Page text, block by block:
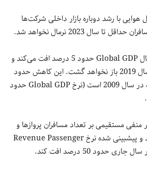
با رشد دوباره بازار داخلی شرکت‌ها
سال 2023 نرمال نخواهد شد.
طبق این گزارش رشد امسال Global GDP حدود 5 درصد افت می‌کند و
تا سال 2021 به مقادیر سال 2019 باز نخواهد گشت. این کاهش حدود
چهار برابر میزان ثبت شده در سال 2009 است (نرخ Global GDP حدود
مستقیمی بر تعداد مسافران پروازها و
حجم سفرهای هوایی دارد و پیشبینی شده نرخ Revenue Passenger